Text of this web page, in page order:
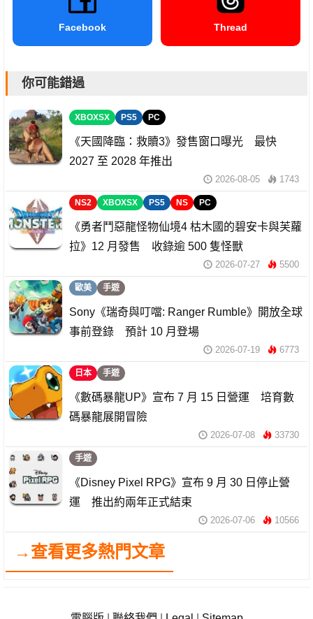
Facebook Thread
你可能錯過
XBOXSX PS5 PC
《天國降臨：救贖3》發售窗口曝光 最快
2027 至 2028 年推出
2026-08-05 1743
NS2 XBOXSX PS5 NS PC
《勇者鬥惡龍怪物仙境4 枯木國的碧安卡與芙蘿
拉》12 月發售 收錄逾 500 隻怪獸
2026-07-27 5500
歐美 手遊
Sony《瑞奇與叮噹: Ranger Rumble》開放全球
事前登錄 預計 10 月登場
2026-07-19 6773
日本 手遊
《數碼暴龍UP》宣布 7 月 15 日營運 培育數
碼暴龍展開冒險
2026-07-08 33730
手遊
《Disney Pixel RPG》宣布 9 月 30 日停止營
運 推出約兩年正式結束
2026-07-06 10566
→查看更多熱門文章